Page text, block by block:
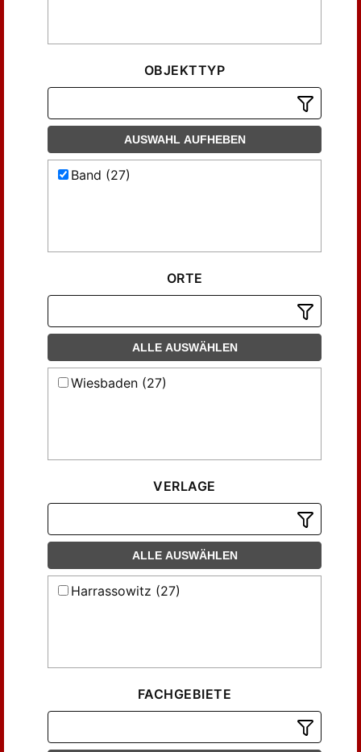
OBJEKTTYP
AUSWAHL AUFHEBEN
Band (27)
ORTE
ALLE AUSWÄHLEN
Wiesbaden (27)
VERLAGE
ALLE AUSWÄHLEN
Harrassowitz (27)
FACHGEBIETE